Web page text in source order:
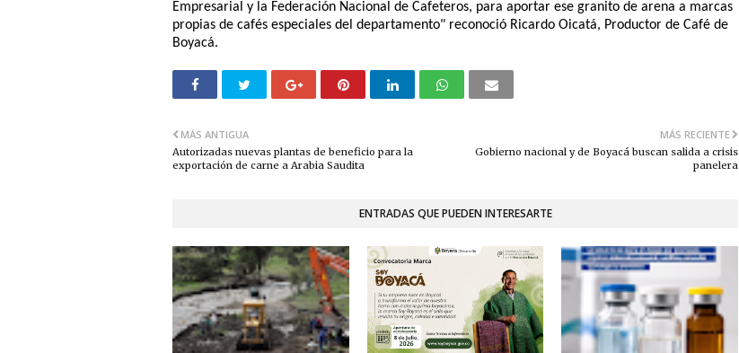
Empresarial y la Federación Nacional de Cafeteros, para aportar ese granito de arena a marcas
propias de cafés especiales del departamento" reconoció Ricardo Oicatá, Productor de Café de
Boyacá.
MÁS RECIENTE
Gobierno nacional y de Boyacá buscan salida a crisis
panelera
MÁS ANTIGUA
Autorizadas nuevas plantas de beneficio para la
exportación de carne a Arabia Saudita
ENTRADAS QUE PUEDEN INTERESARTE